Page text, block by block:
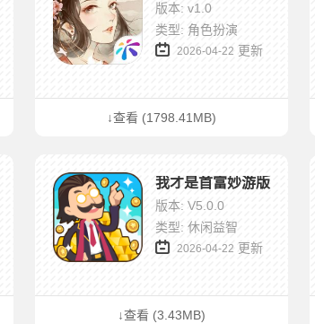
版本: v1.0
类型: 角色扮演
2026-04-22 更新
↓查看 (1798.41MB)
我才是首富妙游版
版本: V5.0.0
类型: 休闲益智
2026-04-22 更新
↓查看 (3.43MB)